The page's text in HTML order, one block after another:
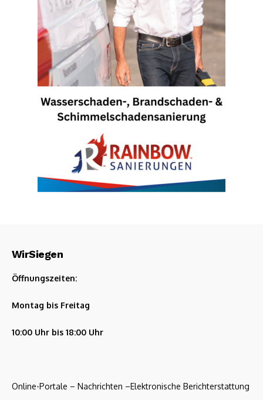
WirSiegen
Öffnungszeiten:
Montag bis Freitag
10:00 Uhr bis 18:00 Uhr
Online-Portale – Nachrichten –Elektronische Berichterstattung